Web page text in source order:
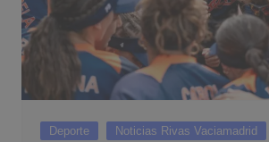
Deporte Noticias Rivas Vaciamadrid